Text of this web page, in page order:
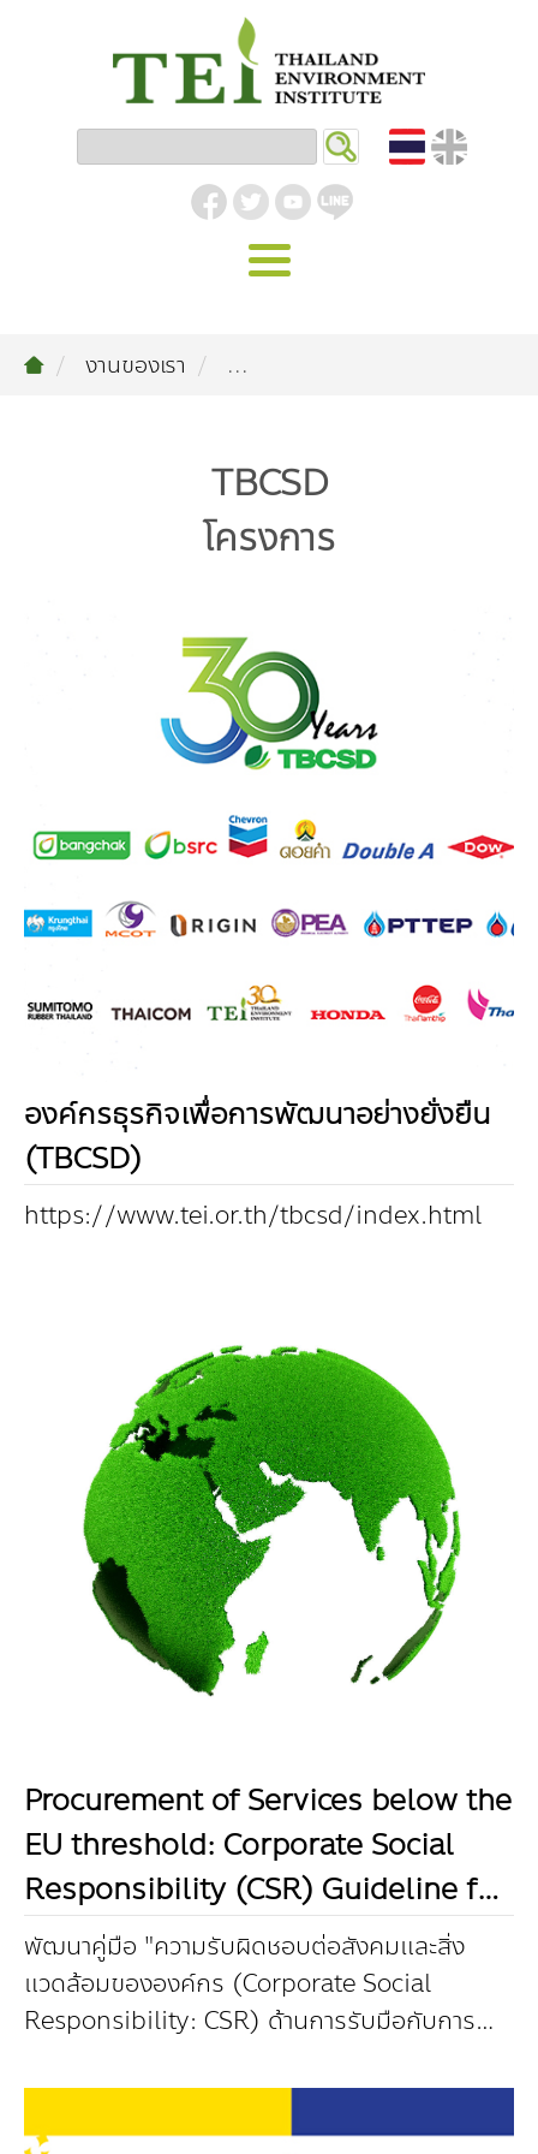
รู้จัก ม.ส.ท.
โครงสร้างองค์กร
คณะกรรมการมูลนิธิ
คณะผู้บริหาร
เจ้าหน้าที่
วิถีเรา
สโลแกน
สำนักงานสีเขียว
รางวัลและเกียรติประวัติ
กองทุน ดร.ธีระ พันธุมวนิช
กองทุนสุขภาพกับสภาวะโลกร้อน
สิ่งแวดล้อมอุตสาหกรรม
อุตสาหกรรมยั่งยืน
สิ่งแวดล้อมเมืองและชุมชน
ขยะชุมชน-ขยะอาหาร
ขยะพลาสติก
ฝุ่น PM2.5
ฉลากเขียว
ฉลากสิ่งแวดล้อม
บริการที่เป็นมิตรกับสิ่งแวดล้อม
ที่ปรึกษาคาร์บอนฟุตพริ้นท์
จัดซื้อจัดจ้างที่เป็นมิตรกับสิ่งแวดล้อม
ทรัพยากรธรรมชาติ
ทรัพยากรทางบก
ทรัพยากรทางทะเลและชายฝั่ง
ความหลากหลายทางชีวภาพ
การเปลี่ยนแปลงสภาพภูมิอากาศ
การลดก๊าซเรือนกระจก
การปรับตัว
การพัฒนาบุคลากรด้านสิ่งแวดล้อม
งานฝึกอบรม
นโยบาย แผน เครือข่ายสิ่งแวดล้อม
TBCSD
คลังความรู้
บทความ
คลิปวิดีโอ
เอกสารเผยแพร่
สิ่งพิมพ์จำหน่าย
กิจกรรมข่าวสาร
ข่าวสิ่งแวดล้อม
งาน
ฝึกงาน
ติดต่อเรา
งานของเรา ...
TBCSD
โครงการ
องค์กรธุรกิจเพื่อการพัฒนาอย่างยั่งยืน
(TBCSD)
https://www.tei.or.th/tbcsd/index.html
Procurement of Services below the
EU threshold: Corporate Social
Responsibility (CSR) Guideline for
Climate Actions
พัฒนาคู่มือ "ความรับผิดชอบต่อสังคมและสิ่ง
แวดล้อมขององค์กร (Corporate Social
Responsibility: CSR) ด้านการรับมือกับการ
หรือ ค...